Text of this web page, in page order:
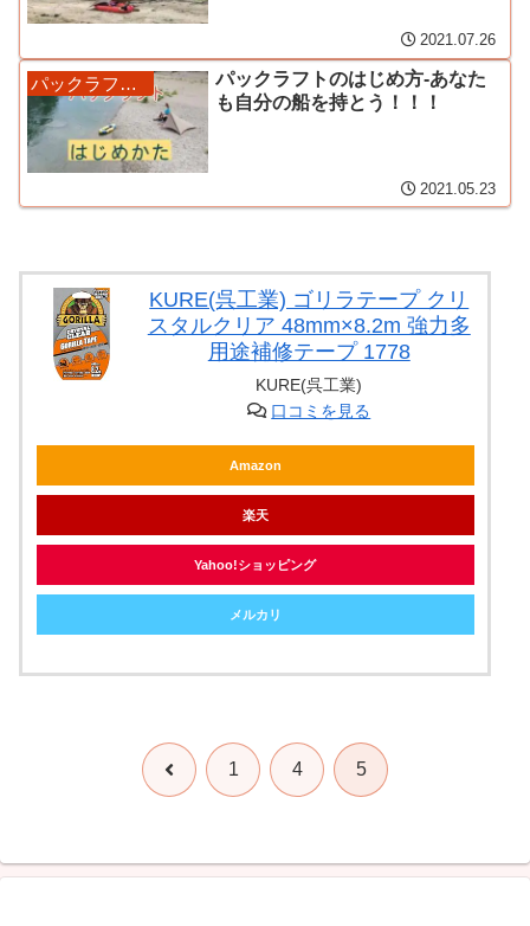
2021.07.26
パックラフトと道具
パックラフトのはじめ方-あなた
も自分の船を持とう！！！
2021.05.23
KURE(呉工業) ゴリラテープ クリ
スタルクリア 48mm×8.2m 強力多
用途補修テープ 1778
KURE(呉工業)
口コミを見る
Amazon
楽天
Yahoo!ショッピング
メルカリ
前 1 4 5